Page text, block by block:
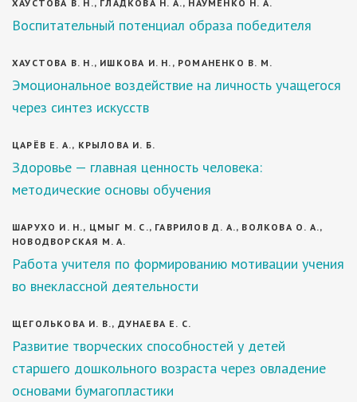
ХАУСТОВА В. Н., ГЛАДКОВА Н. А., НАУМЕНКО Н. А.
Воспитательный потенциал образа победителя
ХАУСТОВА В. Н., ИШКОВА И. Н., РОМАНЕНКО В. М.
Эмоциональное воздействие на личность учащегося
через синтез искусств
ЦАРЁВ Е. А., КРЫЛОВА И. Б.
Здоровье — главная ценность человека:
методические основы обучения
ШАРУХО И. Н., ЦМЫГ М. С., ГАВРИЛОВ Д. А., ВОЛКОВА О. А.,
НОВОДВОРСКАЯ М. А.
Работа учителя по формированию мотивации учения
во внеклассной деятельности
ЩЕГОЛЬКОВА И. В., ДУНАЕВА Е. С.
Развитие творческих способностей у детей
старшего дошкольного возраста через овладение
основами бумагопластики